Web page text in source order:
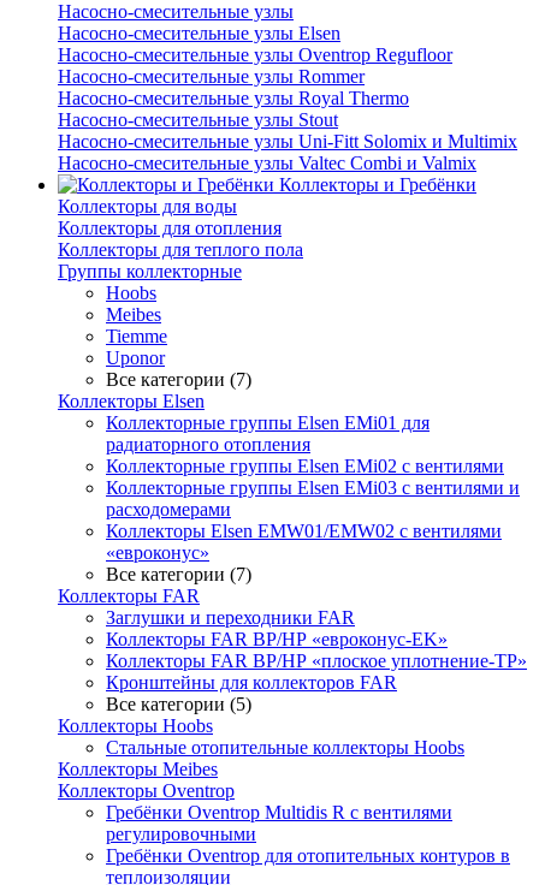
Насосно-смесительные узлы
Насосно-смесительные узлы Elsen
Насосно-смесительные узлы Oventrop Regufloor
Насосно-смесительные узлы Rommer
Насосно-смесительные узлы Royal Thermo
Насосно-смесительные узлы Stout
Насосно-смесительные узлы Uni-Fitt Solomix и Multimix
Насосно-смесительные узлы Valtec Combi и Valmix
Коллекторы и Гребёнки
Коллекторы для воды
Коллекторы для отопления
Коллекторы для теплого пола
Группы коллекторные
Hoobs
Meibes
Tiemme
Uponor
Все категории (7)
Коллекторы Elsen
Коллекторные группы Elsen EMi01 для
радиаторного отопления
Коллекторные группы Elsen EMi02 с вентилями
Коллекторные группы Elsen EMi03 с вентилями и
расходомерами
Коллекторы Elsen EMW01/EMW02 с вентилями
«евроконус»
Все категории (7)
Коллекторы FAR
Заглушки и переходники FAR
Коллекторы FAR ВР/НР «евроконус-EK»
Коллекторы FAR ВР/НР «плоское уплотнение-TP»
Кронштейны для коллекторов FAR
Все категории (5)
Коллекторы Hoobs
Стальные отопительные коллекторы Hoobs
Коллекторы Meibes
Коллекторы Oventrop
Гребёнки Oventrop Multidis R с вентилями
регулировочными
Гребёнки Oventrop для отопительных контуров в
теплоизоляции